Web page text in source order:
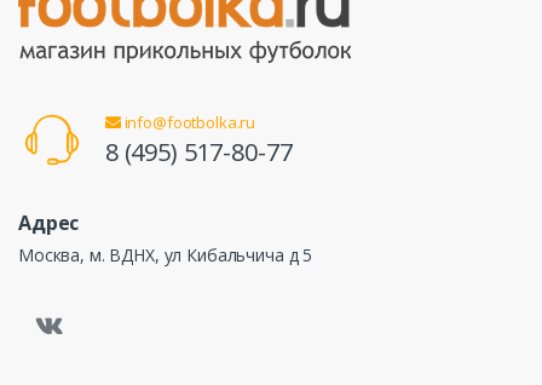
info@footbolka.ru
8 (495) 517-80-77
Адрес
Москва, м. ВДНХ, ул Кибальчича д 5